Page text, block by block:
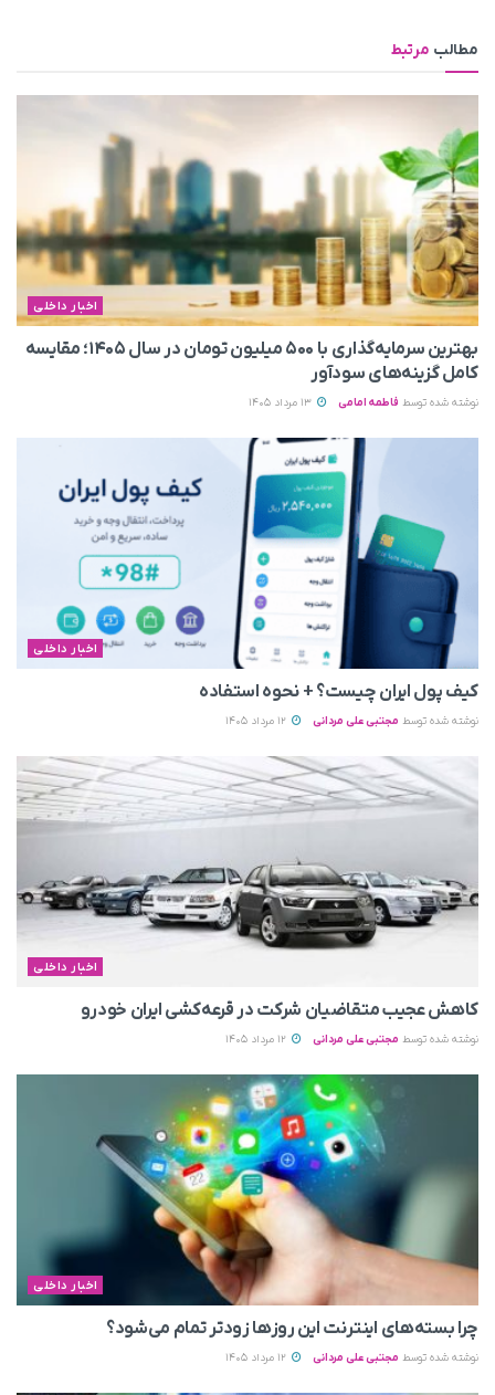
مطالب مرتبط
اخبار داخلی
بهترین سرمایه‌گذاری با ۵۰۰ میلیون تومان در سال ۱۴۰۵؛ مقایسه
کامل گزینه‌های سودآور
نوشته شده توسط فاطمه امامی
اخبار داخلی
کیف پول ایران چیست؟ + نحوه استفاده
نوشته شده توسط مجتبی علی مردانی
اخبار داخلی
کاهش عجیب متقاضیان شرکت در قرعه‌کشی ایران خودرو
نوشته شده توسط مجتبی علی مردانی
اخبار داخلی
چرا بسته‌های اینترنت این روزها زودتر تمام می‌شود؟
نوشته شده توسط مجتبی علی مردانی